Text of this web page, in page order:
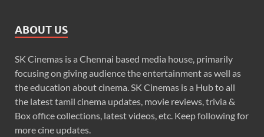
ABOUT US
SK Cinemas is a Chennai based media house, primarily
focusing on giving audience the entertainment as well as
the education about cinema. SK Cinemas is a Hub to all
the latest tamil cinema updates, movie reviews, trivia &
Box office collections, latest videos, etc. Keep following for
more cine updates.